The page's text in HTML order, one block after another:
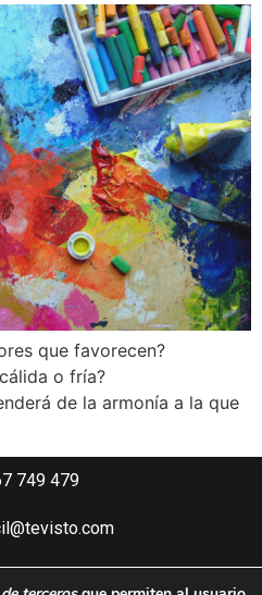
que favorecen?
o fría?
de la armonía a la que
749 479